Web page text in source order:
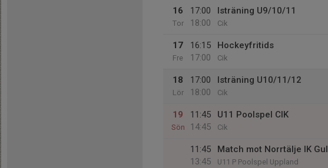
16
Tor
17:00
18:00
Isträning U9/10/11
Cik
17
Fre
16:15
17:00
Hockeyfritids
Cik
18
Lör
17:00
18:00
Isträning U10/11/12
Cik
19
Sön
11:45
14:45
U11 Poolspel CIK
Cik
11:45
13:45
Match mot Norrtälje IK Gul
U11 P Poolspel Uppland